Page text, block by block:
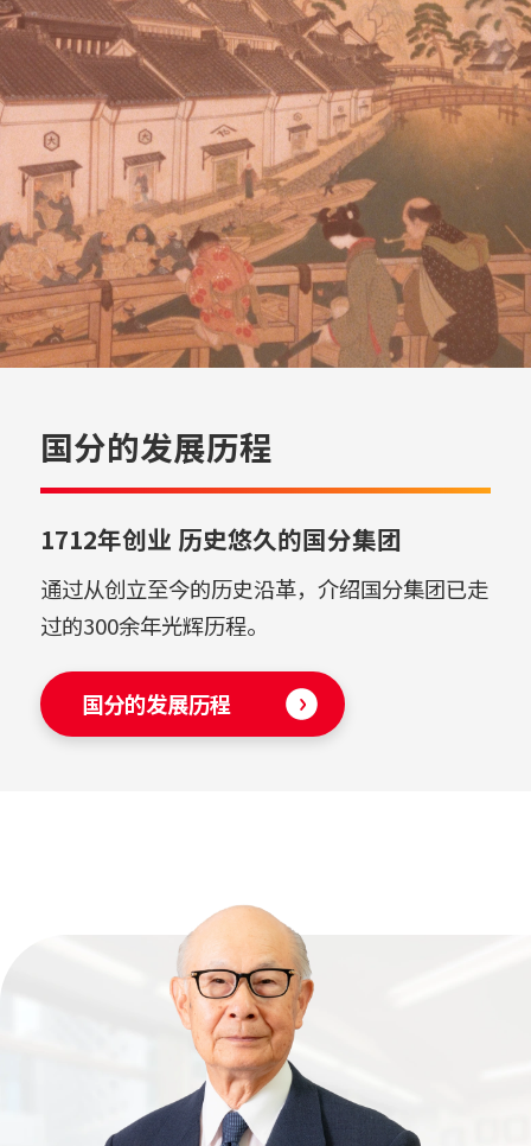
国分的发展历程
1712年创业 历史悠久的国分集团
通过从创立至今的历史沿革，介绍国分集团已走
过的300余年光辉历程。
国分的发展历程